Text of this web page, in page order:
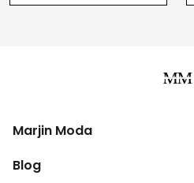
Marjin Moda
Blog